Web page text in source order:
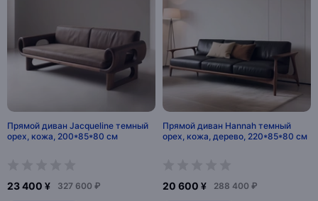
Прямой диван Jacqueline темный
орех, кожа, 200*85*80 см
23 400 ¥ 327 600 ₽
Прямой диван Hannah темный
орех, кожа, дерево, 220*85*80 см
20 600 ¥ 288 400 ₽